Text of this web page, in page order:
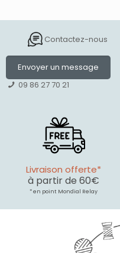
Contactez-nous
Envoyer un message
09 86 27 70 21
Livraison offerte*
à partir de 60€
* en point Mondial Relay